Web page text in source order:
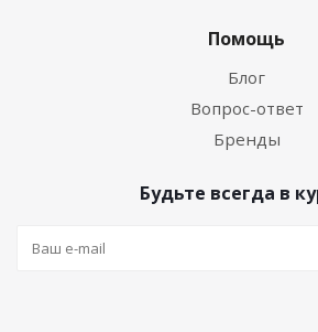
Помощь
Блог
Вопрос-ответ
Бренды
Будьте всегда в